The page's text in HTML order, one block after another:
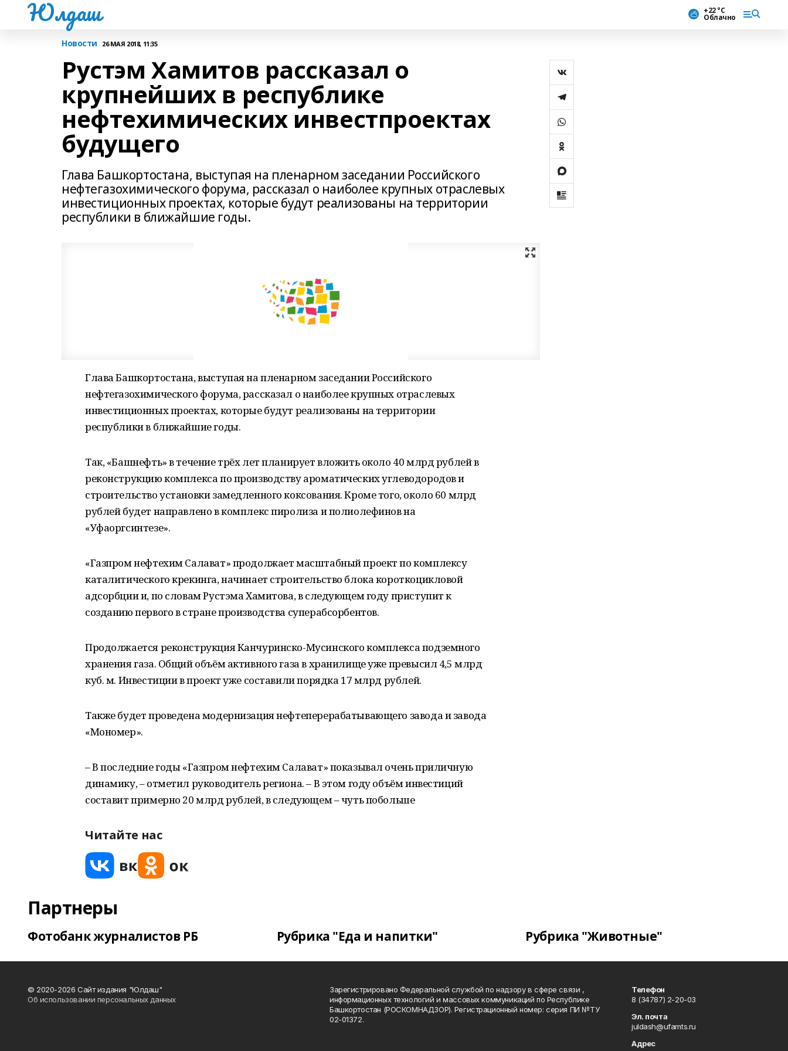
Юлдаш +22 °С
Облачно
Новости 26 МАЯ 2018, 11:35
Рустэм Хамитов рассказал о
крупнейших в республике
нефтехимических инвестпроектах
будущего
Глава Башкортостана, выступая на пленарном заседании Российского
нефтегазохимического форума, рассказал о наиболее крупных отраслевых
инвестиционных проектах, которые будут реализованы на территории
республики в ближайшие годы.
Глава Башкортостана, выступая на пленарном заседании Российского
нефтегазохимического форума, рассказал о наиболее крупных отраслевых
инвестиционных проектах, которые будут реализованы на территории
республики в ближайшие годы.
Так, «Башнефть» в течение трёх лет планирует вложить около 40 млрд рублей в
реконструкцию комплекса по производству ароматических углеводородов и
строительство установки замедленного коксования. Кроме того, около 60 млрд
рублей будет направлено в комплекс пиролиза и полиолефинов на
«Уфаоргсинтезе».
«Газпром нефтехим Салават» продолжает масштабный проект по комплексу
каталитического крекинга, начинает строительство блока короткоцикловой
адсорбции и, по словам Рустэма Хамитова, в следующем году приступит к
созданию первого в стране производства суперабсорбентов.
Продолжается реконструкция Канчуринско-Мусинского комплекса подземного
хранения газа. Общий объём активного газа в хранилище уже превысил 4,5 млрд
куб. м. Инвестиции в проект уже составили порядка 17 млрд рублей.
Также будет проведена модернизация нефтеперерабатывающего завода и завода
«Мономер».
– В последние годы «Газпром нефтехим Салават» показывал очень приличную
динамику, – отметил руководитель региона. – В этом году объём инвестиций
составит примерно 20 млрд рублей, в следующем – чуть побольше
Читайте нас
Партнеры
Фотобанк журналистов РБ Рубрика "Еда и напитки" Рубрика "Животные"
© 2020-2026 Сайт издания "Юлдаш"
Об использовании персональных данных
Зарегистрировано Федеральной службой по надзору в сфере связи ,
информационных технологий и массовых коммуникаций по Республике
Башкортостан (РОСКОМНАДЗОР). Регистрационный номер: серия ПИ №ТУ
02-01372.
Телефон
8 (34787) 2-20-03
Эл. почта
juldash@ufamts.ru
Адрес